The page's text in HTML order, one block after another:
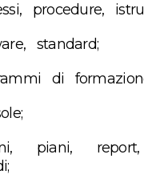
procedure,
standard;
di
piani,